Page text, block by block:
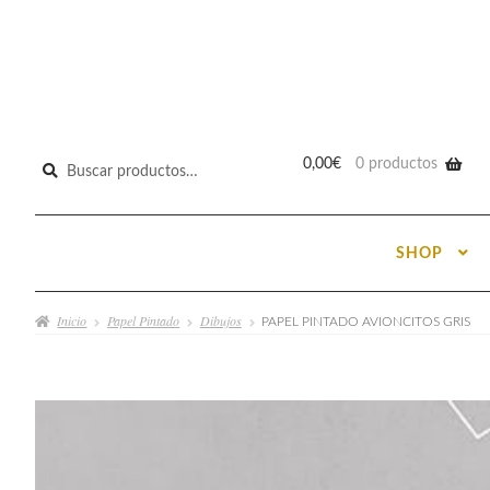
Buscar
0,00€ 0 productos
SHOP
Inicio Papel Pintado Dibujos PAPEL PINTADO AVIONCITOS GRIS